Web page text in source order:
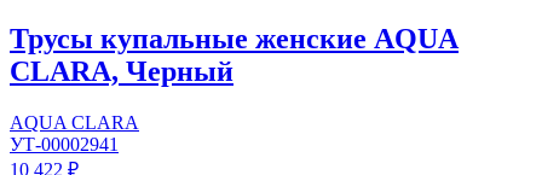
Трусы купальные женские AQUA
CLARA, Черный
AQUA CLARA
УТ-00002941
10 422 ₽